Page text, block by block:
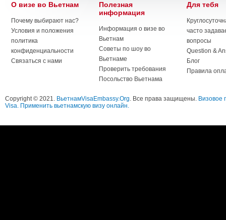
О визе во Вьетнам
Почему выбирают нас?
Условия и положения
политика
конфиденциальности
Связаться с нами
Полезная
информация
Информация о визе во
Вьетнам
Советы по шоу во
Вьетнаме
Проверить требования
Посольство Вьетнама
Для тебя
часто
вопросы
Question &
Блог
Правила
Copyright © 2021. ВьетнамVisaEmbassy.Org. Все права защищены. Визовое
Visa. Применить вьетнамскую визу онлайн.